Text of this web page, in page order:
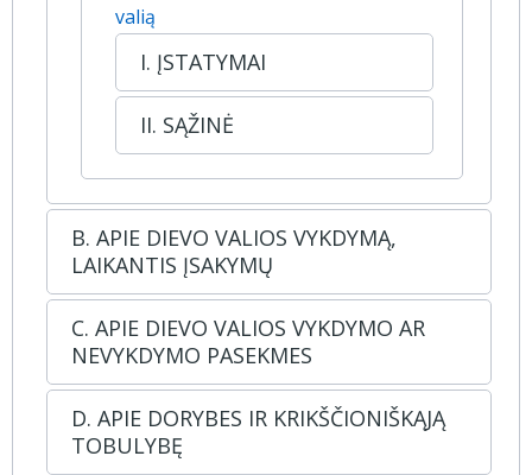
valią
I. ĮSTATYMAI
II. SĄŽINĖ
B. APIE DIEVO VALIOS VYKDYMĄ,
LAIKANTIS ĮSAKYMŲ
C. APIE DIEVO VALIOS VYKDYMO AR
NEVYKDYMO PASEKMES
D. APIE DORYBES IR KRIKŠČIONIŠKĄJĄ
TOBULYBĘ